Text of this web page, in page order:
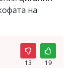
на
13 19